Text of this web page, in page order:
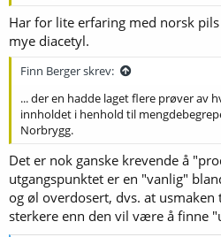
Har for lite erfaring med norsk
mye diacetyl.
Finn Berger skrev:
... der en hadde laget flere prøver av
innholdet i henhold til
Norbrygg.
Det er nok ganske krevende å
utgangspunktet er en "vanlig"
og øl overdosert, dvs. at
sterkere enn den vil være å finne